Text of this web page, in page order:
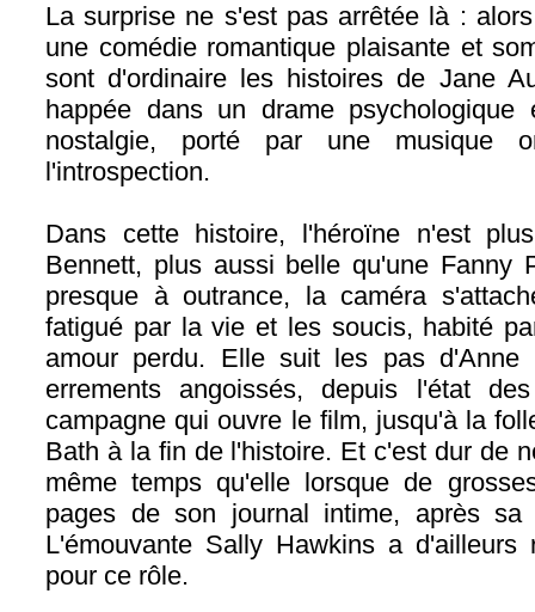
La surprise ne s'est pas arrêtée là :
une comédie romantique plaisante et
sont d'ordinaire les histoires de Jane
happée dans un drame
nostalgie, porté par une musique
l'introspection.
Dans cette histoire, l'héroïne n'est
Bennett, plus aussi belle qu'une Fanny
presque à outrance, la caméra
fatigué par la vie et les soucis, habité
amour perdu. Elle suit les pas
errements angoissés, depuis l'état
campagne qui ouvre le film, jusqu'à la
Bath à la fin de l'histoire. Et c'est dur de
même temps qu'elle lorsque de
pages de son journal intime, après sa
L'émouvante Sally Hawkins a d'ailleurs
pour ce rôle.